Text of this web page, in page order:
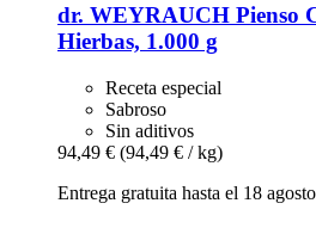
dr. WEYRAUCH Pienso
Hierbas, 1.000 g
Receta especial
Sabroso
Sin aditivos
94,49 € (94,49 € / kg)
Entrega gratuita hasta el 18 agosto